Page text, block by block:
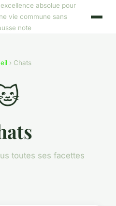
absolue pour
vie commune sans
note
› Chats
toutes ses facettes